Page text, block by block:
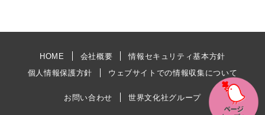
HOME 会社概要
情報セキュリティ基本方針
個人情報保護方針
ウェブサイトでの情報収集について
お問い合わせ 世界文化社グループ